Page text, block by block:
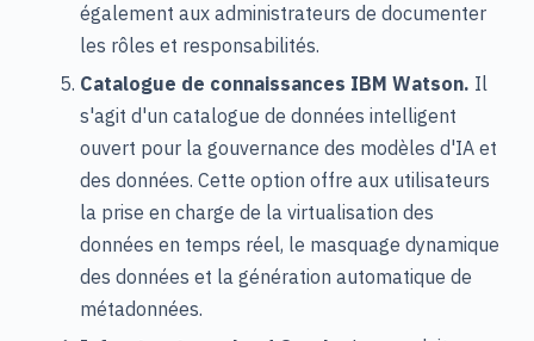
également aux administrateurs de documenter
les rôles et responsabilités.
Catalogue de connaissances IBM Watson. Il
s'agit d'un catalogue de données intelligent
ouvert pour la gouvernance des modèles d'IA et
des données. Cette option offre aux utilisateurs
la prise en charge de la virtualisation des
données en temps réel, le masquage dynamique
des données et la génération automatique de
métadonnées.